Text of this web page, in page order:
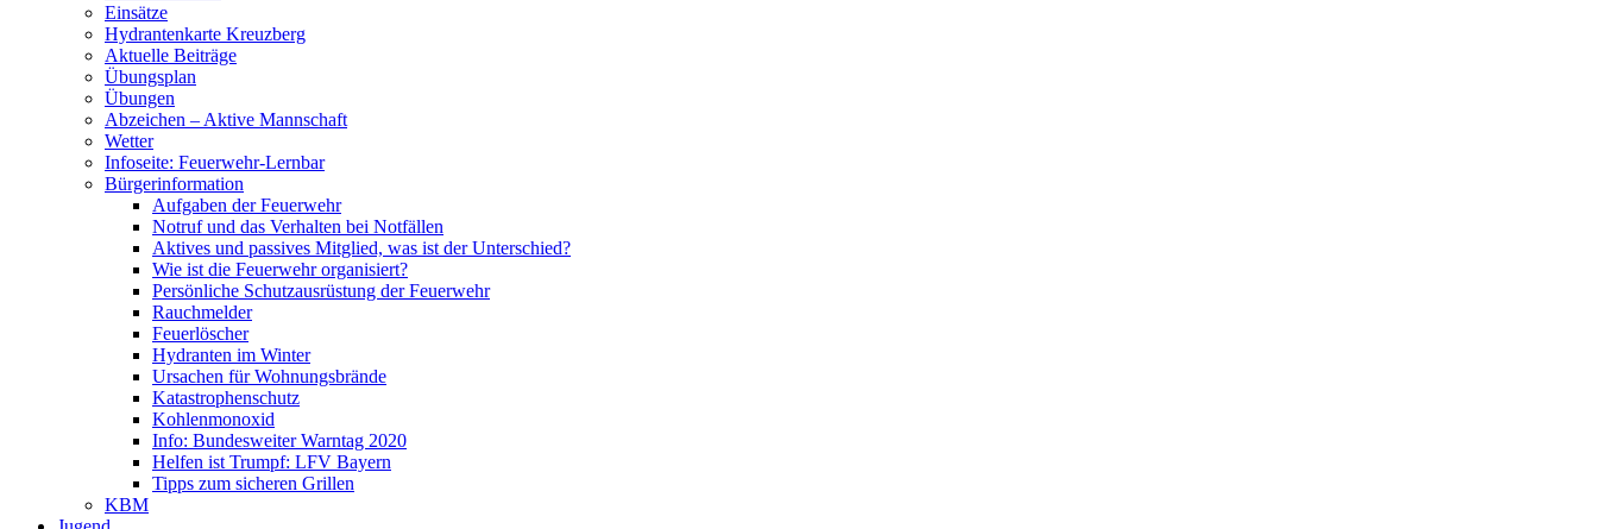
Einsätze
Hydrantenkarte Kreuzberg
Aktuelle Beiträge
Übungsplan
Übungen
Abzeichen – Aktive Mannschaft
Wetter
Infoseite: Feuerwehr-Lernbar
Bürgerinformation
Aufgaben der Feuerwehr
Notruf und das Verhalten bei Notfällen
Aktives und passives Mitglied, was ist der Unterschied?
Wie ist die Feuerwehr organisiert?
Persönliche Schutzausrüstung der Feuerwehr
Rauchmelder
Feuerlöscher
Hydranten im Winter
Ursachen für Wohnungsbrände
Katastrophenschutz
Kohlenmonoxid
Info: Bundesweiter Warntag 2020
Helfen ist Trumpf: LFV Bayern
Tipps zum sicheren Grillen
KBM